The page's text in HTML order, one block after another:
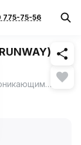
775-75-56Похожие
Обладая отличными смазывающими и проникающими свойствами, широко используется в автомобилях и в быту, помогая деталям механизмов работать эффективно и исправно. ещё